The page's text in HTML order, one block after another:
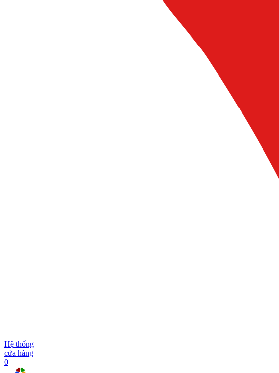
Hệ thống
cửa hàng
0